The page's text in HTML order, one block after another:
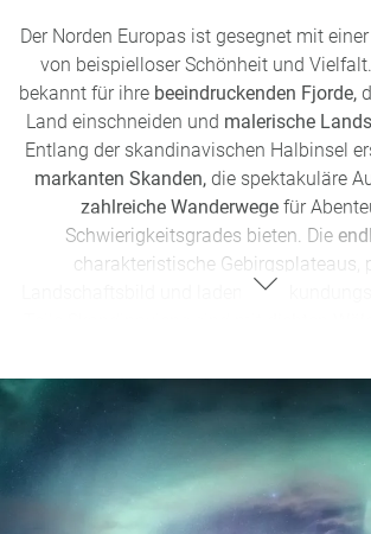
Der Norden Europas ist gesegnet mit
von beispielloser Schönheit und
bekannt für ihre beeindruckenden Fjorde,
Land einschneiden und malerische
Entlang der skandinavischen Halbinsel
markanten Skanden, die spektakuläre
zahlreiche Wanderwege für
Schwierigkeitsgrades bieten. Die
charakteristische Gebirgsplateaus,
Landschaftsbild und laden zu
Hier können Naturfreunde auf
Wälder genießen und vielleicht sogar das
Elche, Rentiere oder andere
zu vergessen sind diewunderschönen
im Norden zu finden sind. Sie locken
eisigen Wildnis und Gletschern, sondern